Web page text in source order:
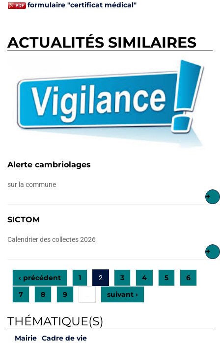
formulaire "certificat médical"
ACTUALITÉS SIMILAIRES
Alerte cambriolages
sur la commune
+
SICTOM
Calendrier des collectes 2026
+
‹ précédent 1 2 3 4 5
6
7
8 9 suivant ›
THÉMATIQUE(S)
Mairie Cadre de vie